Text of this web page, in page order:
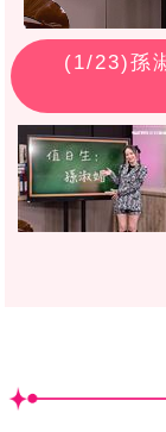
(1/23)孫